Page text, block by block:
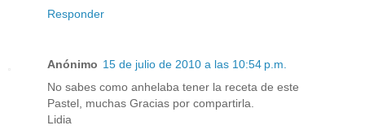
Responder
Anónimo 15 de julio de 2010 a las 10:54 p.m.
No sabes como anhelaba tener la receta de este
Pastel, muchas Gracias por compartirla.
Lidia